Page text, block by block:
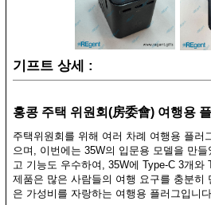
기프트 상세 :
홍콩 주택 위원회(房委會) 여행용
주택위원회를 위해 여러 차례 여행용 플러
으며, 이번에는 35W의 입문용 모델을 만
고 기능도 우수하여, 35W에 Type-C 3개와
제품은 많은 사람들의 여행 요구를 충분히
은 가성비를 자랑하는 여행용 플러그입니다.